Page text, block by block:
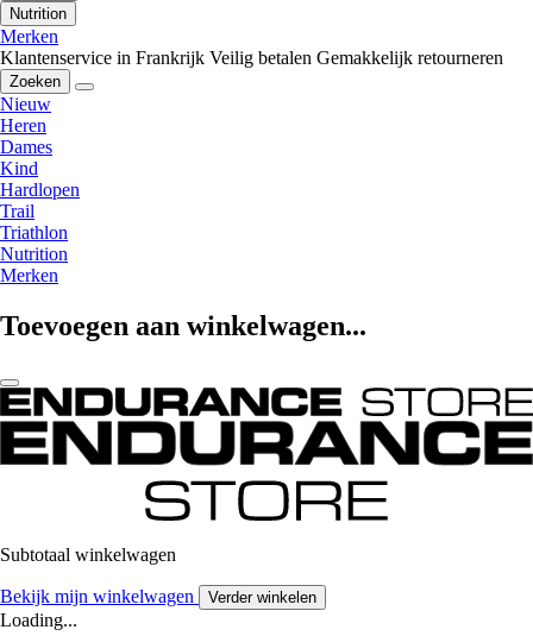
Nutrition
Merken
Klantenservice in Frankrijk Veilig betalen Gemakkelijk retourneren
Zoeken
Nieuw
Heren
Dames
Kind
Hardlopen
Trail
Triathlon
Nutrition
Merken
Toevoegen aan winkelwagen...
Subtotaal winkelwagen
Bekijk mijn winkelwagen Verder winkelen
Loading...